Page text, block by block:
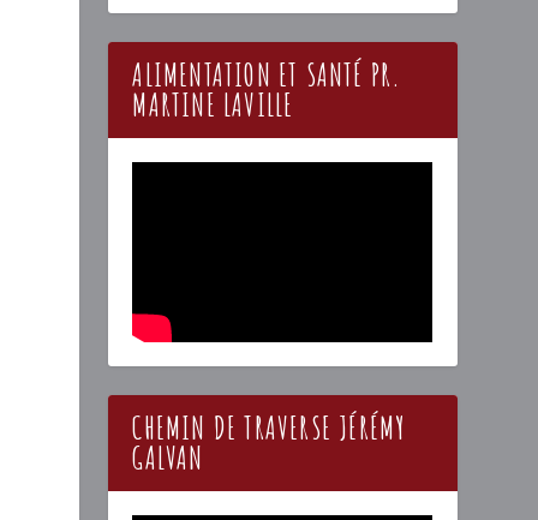
ALIMENTATION ET SANTÉ PR.
MARTINE LAVILLE
CHEMIN DE TRAVERSE JÉRÉMY
GALVAN